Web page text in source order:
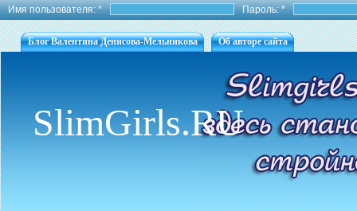
Имя пользователя:* Пароль:*
Блог Валентина Денисова-Мельникова Об авторе сайта
SlimGirls.RU